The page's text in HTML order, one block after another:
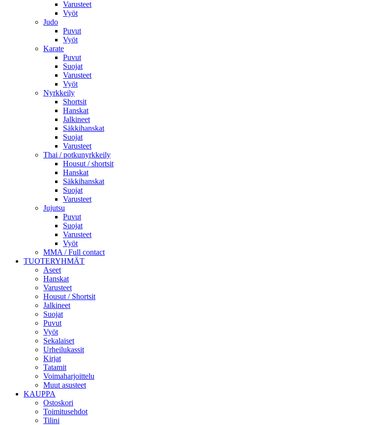
Varusteet
Vyöt
Judo
Puvut
Vyöt
Karate
Puvut
Suojat
Varusteet
Vyöt
Nyrkkeily
Shortsit
Hanskat
Jalkineet
Säkkihanskat
Suojat
Varusteet
Thai / potkunyrkkeily
Housut / shortsit
Hanskat
Säkkihanskat
Suojat
Varusteet
Jujutsu
Puvut
Suojat
Varusteet
Vyöt
MMA / Full contact
TUOTERYHMÄT
Aseet
Hanskat
Varusteet
Housut / Shortsit
Jalkineet
Suojat
Puvut
Vyöt
Sekalaiset
Urheilukassit
Kirjat
Tatamit
Voimaharjoittelu
Muut asusteet
KAUPPA
Ostoskori
Toimitusehdot
Tilini